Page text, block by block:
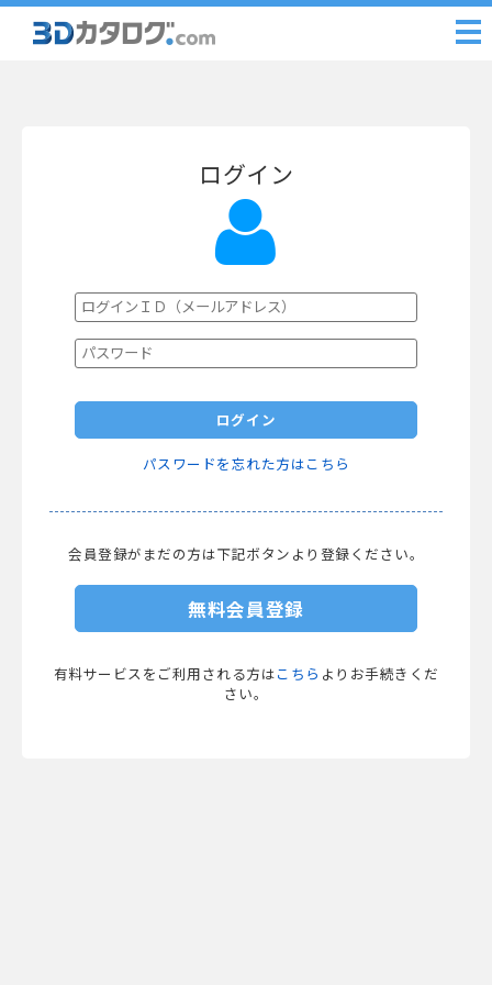
ログイン
ログイン
パスワードを忘れた方はこちら
会員登録がまだの方は下記ボタンより登録ください。
無料会員登録
有料サービスをご利用される方は こちら よりお手続きくだ
さい。